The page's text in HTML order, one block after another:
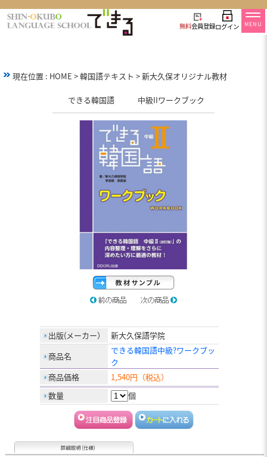
無料会員登録ログイン MENU
現在位置 : HOME >韓国語テキスト >新大久保オリジナル教材
できる韓国語 中級IIワークブック
出版(メーカー）
新大久保語学院
商品名
できる韓国語中級?ワークブッ
ク
商品価格
1,540円（税込）
数量
個